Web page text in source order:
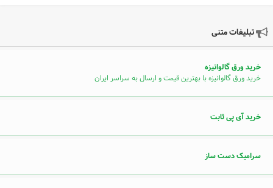
تبلیغات متنی
خرید ورق گالوانیزه
خرید ورق گالوانیزه با بهترین قیمت و ارسال به سراسر ایران
خرید آی پی ثابت
سرامیک دست ساز